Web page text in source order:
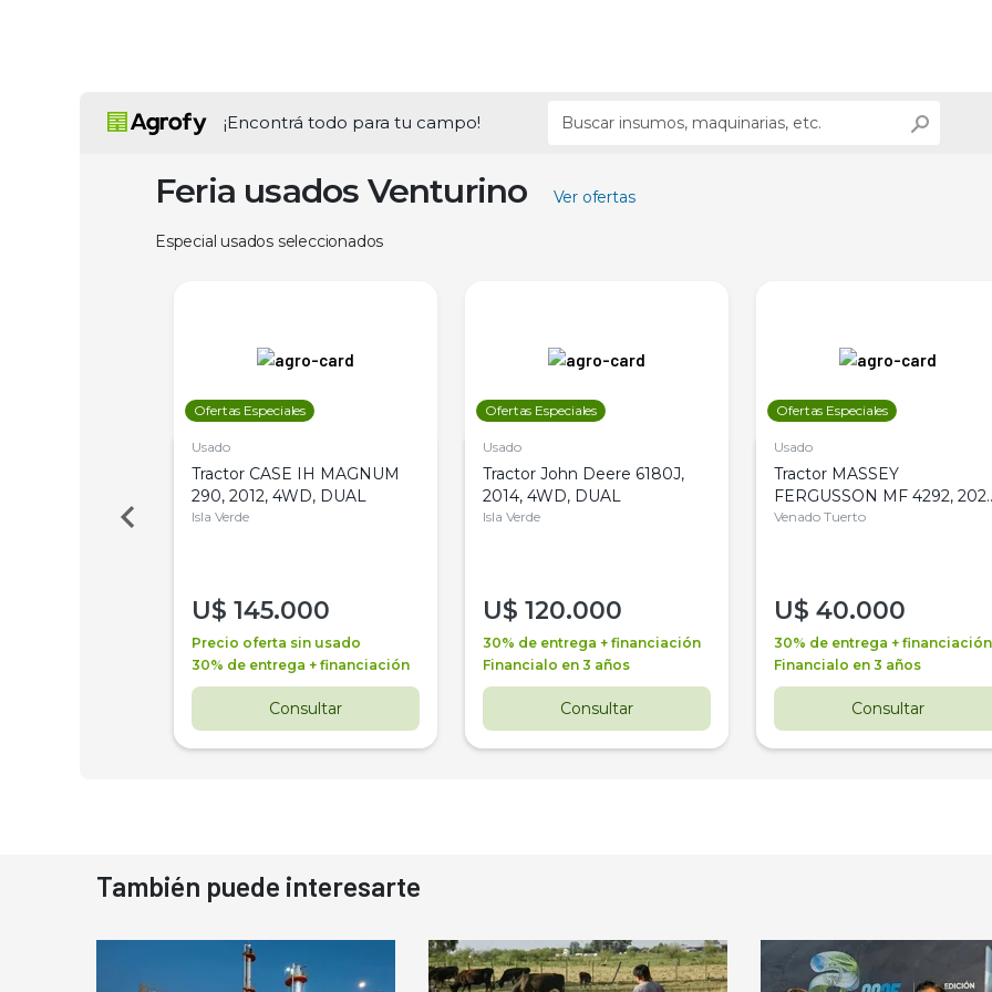
¡Encontrá todo para tu campo!
Feria usados Venturino Ver ofertas
Especial usados seleccionados
Ofertas Especiales
Usado
Tractor CASE IH MAGNUM
290, 2012, 4WD, DUAL
Isla Verde
U$ 145.000
Precio oferta sin usado
30% de entrega + financiación
Consultar
Ofertas Especiales
Usado
Tractor John Deere 6180J,
2014, 4WD, DUAL
Isla Verde
U$ 120.000
30% de entrega + financiación
Financialo en 3 años
Consultar
Ofertas Especiales
Usado
Tractor MASSEY
FERGUSSON MF 4292,
4WD, PATON
Venado Tuerto
U$ 40.000
30% de entrega + financiación
Financialo en 3 años
Consultar
También puede interesarte